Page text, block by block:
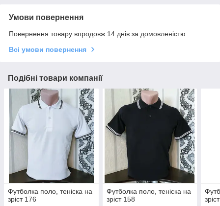
Умови повернення
Повернення товару впродовж 14 днів за домовленістю
Всі умови повернення
Подібні товари компанії
Футболка поло, теніска на
зріст 176
Футболка поло, теніска на
зріст 158